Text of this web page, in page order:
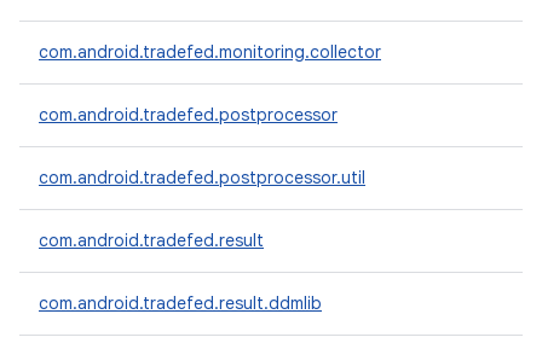
com.android.tradefed.monitoring.collector
com.android.tradefed.postprocessor
com.android.tradefed.postprocessor.util
com.android.tradefed.result
com.android.tradefed.result.ddmlib